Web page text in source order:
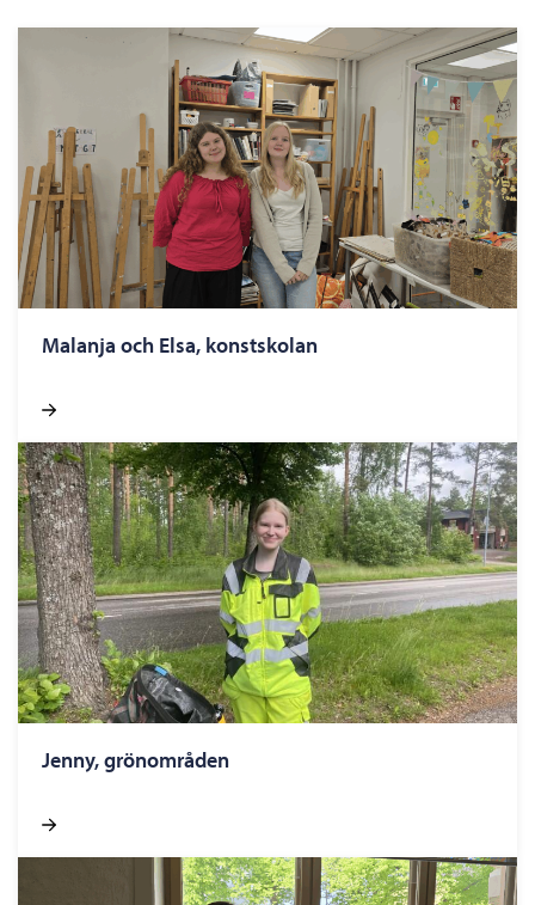
Malanja och Elsa, konstskolan
Jenny, grönområden